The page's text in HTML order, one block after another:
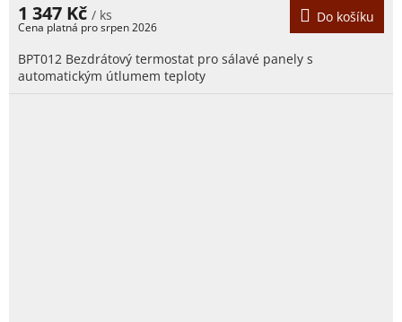
1 347 Kč / ks Do košíku
BPT012 Bezdrátový termostat pro sálavé panely s
automatickým útlumem teploty